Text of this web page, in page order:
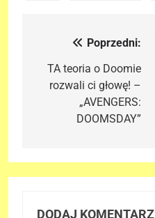
Nawigacja
wpisu
Poprzedni:
TA teoria o Doomie
rozwali ci głowę! –
„AVENGERS:
DOOMSDAY”
DODAJ KOMENTARZ